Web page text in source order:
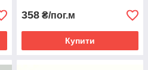
358 ₴/пог.м
Купити